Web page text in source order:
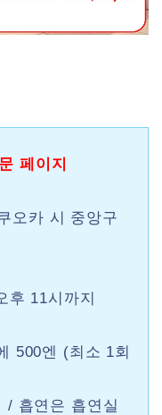
페이지
오카 시 중앙구
후 11시까지
500엔 (최소 1회
/ 흡연은 흡연실